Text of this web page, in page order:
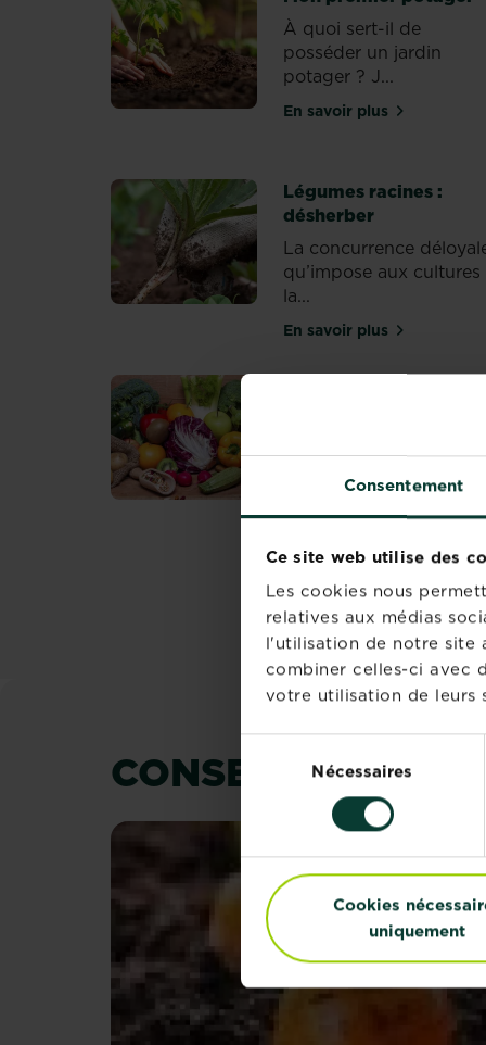
Consentement
Ce site web utilise des
Les cookies nous
relatives aux médias
l'utilisation de notre site
combiner celles-ci avec
votre utilisation de leurs
du
consentement
Nécessaires
Cookies
uniquement
À quoi sert-il de
posséder un jardin
potager ? J...
En savoir plussur Mon premier
Légumes racines :
désherber
La concurrence
qu’impose aux cultures
la...
En savoir plussur Légumes
En savoir plus
CONSEILS ET